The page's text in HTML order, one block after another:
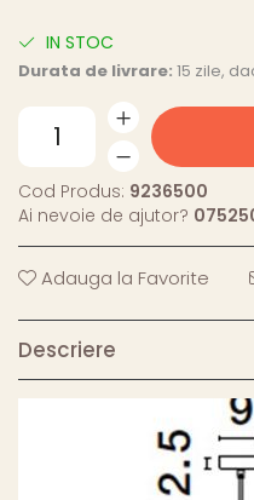
IN STOC
Durata de livrare: 15 zile,
Cod Produs: 9236500
Ai nevoie de ajutor?
Adauga la Favorite
Descriere